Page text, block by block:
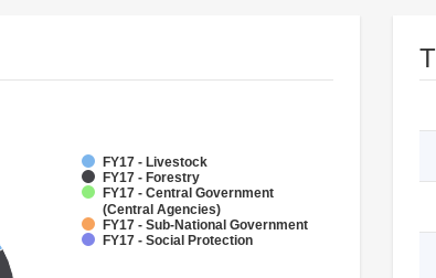
FY17 - Livestock
FY17 - Forestry
FY17 - Central Government
(Central Agencies)
FY17 - Sub-National Government
FY17 - Social Protection